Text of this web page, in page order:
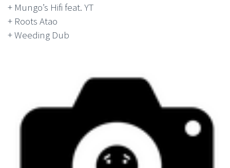
+ Mungo’s Hifi feat. YT
+ Roots Atao
+ Weeding Dub